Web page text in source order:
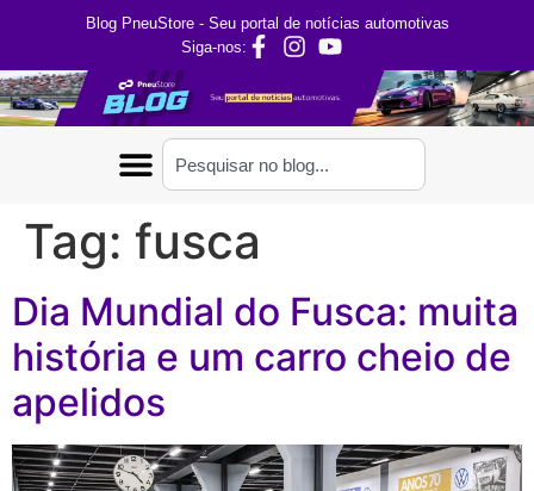
Blog PneuStore - Seu portal de notícias automotivas
Siga-nos:
Tag: fusca
Dia Mundial do Fusca: muita
história e um carro cheio de
apelidos